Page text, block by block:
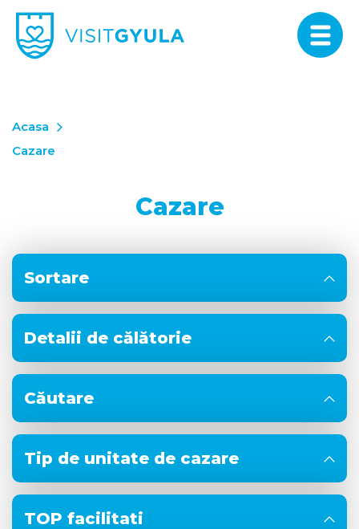
Acasa
Cazare
Cazare
Sortare
Detalii de călătorie
Căutare
Tip de unitate de cazare
TOP facilitati